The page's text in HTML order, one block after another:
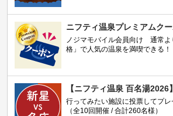
ニフティ温泉プレミアムク
ノジマモバイル会員向け 通常よ
格」で人気の温泉を満喫できる！
【ニフティ温泉 百名湯2026】
行ってみたい施設に投票してプレ
（全10回開催 / 合計260名様）